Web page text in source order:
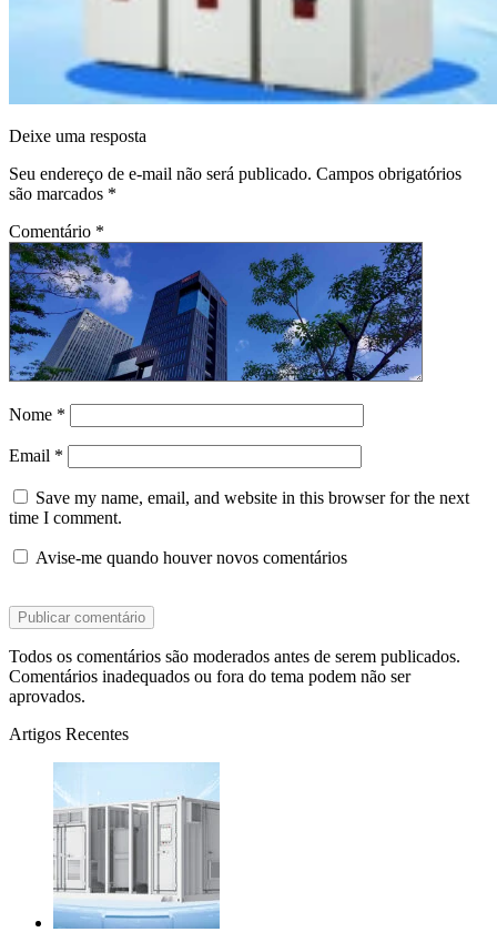
Deixe uma resposta
Seu endereço de e-mail não será publicado. Campos obrigatórios
são marcados *
Comentário *
Nome *
Email *
Save my name, email, and website in this browser for the next
time I comment.
Avise-me quando houver novos comentários
Todos os comentários são moderados antes de serem publicados.
Comentários inadequados ou fora do tema podem não ser
aprovados.
Artigos Recentes